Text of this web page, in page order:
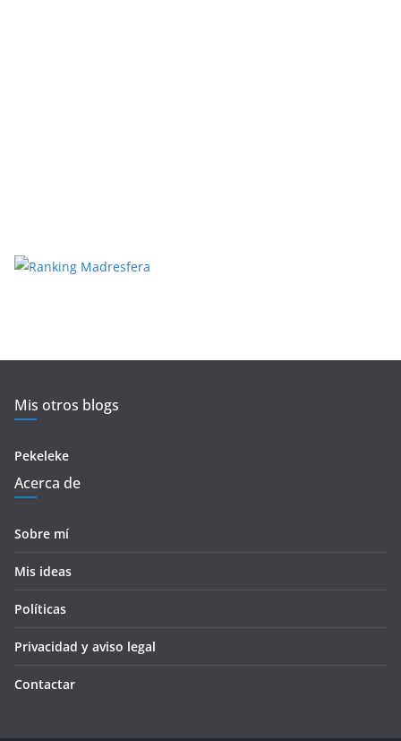
Mis otros blogs
Pekeleke
Acerca de
Sobre mí
Mis ideas
Políticas
Privacidad y aviso legal
Contactar